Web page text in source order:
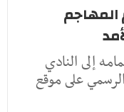
المهاجم
إلى النادي
على موقع